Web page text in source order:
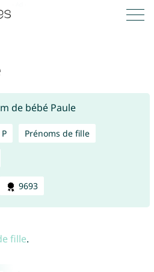
Prénoms de fille
9693
fille.